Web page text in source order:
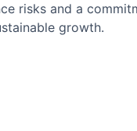
risks and a
growth.